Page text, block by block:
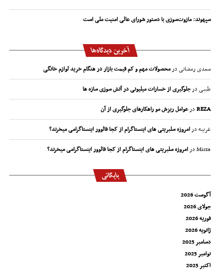
سپهوند:‌ مازوت‌سوزی با دستور شورای عالی امنیت ملی است
آخرین دیدگاه‌ها
سعدی رمضانیدرمحصولات مهم و کم قیمت بازار در هنگام خرید لوازم خانگی
طیبیدرجلوگیری از خسارات میلیونی در آتش سوزی سازه ها
REZAدرعوامل ریزش مو راهکارهای جلوگیری از آن
غریبهدرامروزه سلبریتی های اینستاگرام از کجا فالوور اینستاگرامی میخرند؟
Mirzaدرامروزه سلبریتی های اینستاگرام از کجا فالوور اینستاگرامی میخرند؟
بایگانی
آگوست 2026
جولای 2026
فوریه 2026
ژانویه 2026
دسامبر 2025
نوامبر 2025
اکتبر 2025